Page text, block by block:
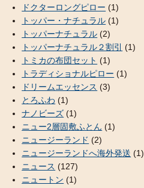
ドクターロングピロー (1)
トッパー・ナチュラル (1)
トッパーナチュラル (2)
トッパーナチュラル２割引 (1)
トミカの布団セット (1)
トラディショナルピロー (1)
ドリームエッセンス (3)
とろふわ (1)
ナノビーズ (1)
ニュー2層固敷ふとん (1)
ニュージーランド (2)
ニュージーランドへ海外発送 (1)
ニュース (127)
ニュートン (1)